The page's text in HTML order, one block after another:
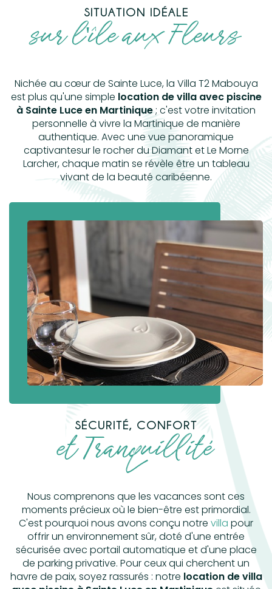
SITUATION IDÉALE
sur l'île aux Fleurs
Nichée au cœur de Sainte Luce, la Villa T2 Mabouya
est plus qu'une simple location de villa avec piscine
à Sainte Luce en Martinique; c'est votre invitation
personnelle à vivre la Martinique de manière
authentique. Avec une vue panoramique
captivantesur le rocher du Diamant et Le Morne
Larcher, chaque matin se révèle être un tableau
vivant de la beauté caribéenne.
SÉCURITÉ, CONFORT
et Tranquillité
Nous comprenons que les vacances sont ces
moments précieux où le bien-être est primordial.
C'est pourquoi nous avons conçu notre villa pour
offrir un environnement sûr, doté d'une entrée
sécurisée avec portail automatique et d'une place
de parking privative. Pour ceux qui cherchent un
havre de paix, soyez rassurés : notre location de villa